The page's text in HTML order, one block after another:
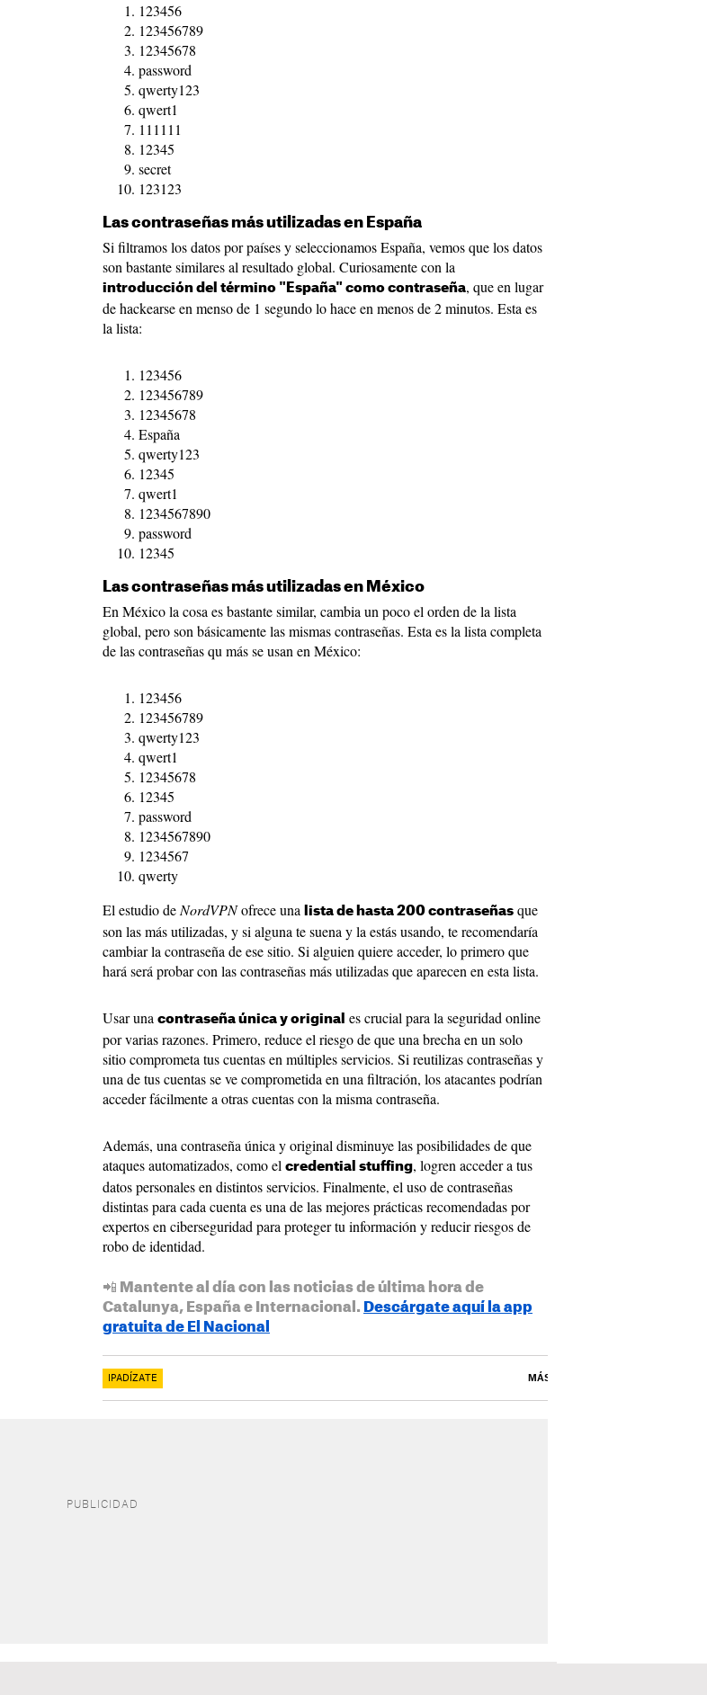
123456
123456789
12345678
password
qwerty123
qwert1
111111
12345
secret
123123
Las contraseñas más utilizadas en España
Si filtramos los datos por países y seleccionamos España, vemos que los datos
son bastante similares al resultado global. Curiosamente con la
introducción del término "España" como contraseña, que en lugar
de hackearse en menso de 1 segundo lo hace en menos de 2 minutos. Esta es
la lista:
123456
123456789
12345678
España
qwerty123
12345
qwert1
1234567890
password
12345
Las contraseñas más utilizadas en México
En México la cosa es bastante similar, cambia un poco el orden de la lista
global, pero son básicamente las mismas contraseñas. Esta es la lista completa
de las contraseñas qu más se usan en México:
123456
123456789
qwerty123
qwert1
12345678
12345
password
1234567890
1234567
qwerty
El estudio de NordVPNofrece una lista de hasta 200 contraseñas que
son las más utilizadas, y si alguna te suena y la estás usando, te recomendaría
cambiar la contraseña de ese sitio. Si alguien quiere acceder, lo primero que
hará será probar con las contraseñas más utilizadas que aparecen en esta lista.
Usar una contraseña única y original es crucial para la seguridad online
por varias razones. Primero, reduce el riesgo de que una brecha en un solo
sitio comprometa tus cuentas en múltiples servicios. Si reutilizas contraseñas y
una de tus cuentas se ve comprometida en una filtración, los atacantes podrían
acceder fácilmente a otras cuentas con la misma contraseña.
Además, una contraseña única y original disminuye las posibilidades de que
ataques automatizados, como el credential stuffing, logren acceder a tus
datos personales en distintos servicios. Finalmente, el uso de contraseñas
distintas para cada cuenta es una de las mejores prácticas recomendadas por
expertos en ciberseguridad para proteger tu información y reducir riesgos de
robo de identidad.
📲 Mantente al día con las noticias de última hora de
Catalunya, España e Internacional. Descárgate aquí la app
gratuita de El Nacional
IPADÍZATE MÁS